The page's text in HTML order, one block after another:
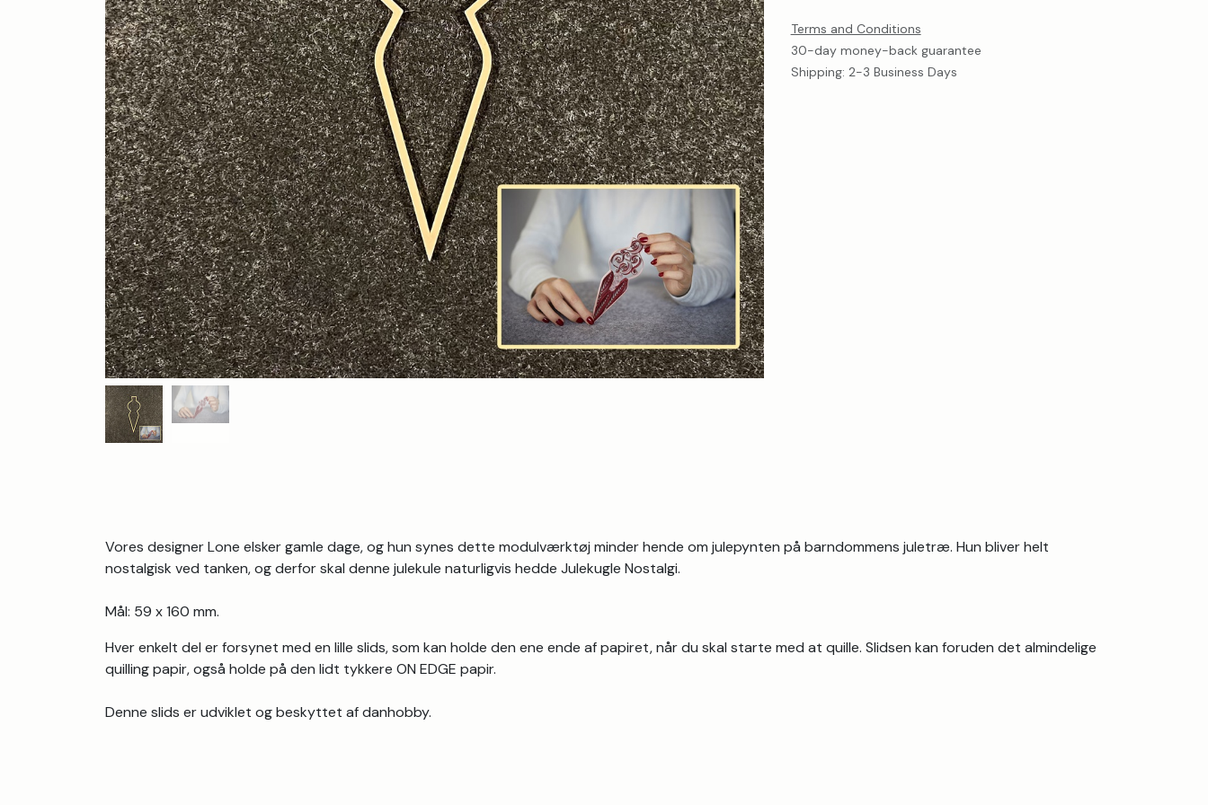
Terms and Conditions
30-day money-back guarantee
Shipping: 2-3 Business Days
Vores designer Lone elsker gamle dage, og hun synes dette modulværktøj minder hende om julepynten på barndommens juletræ. Hun bliver helt
nostalgisk ved tanken, og derfor skal denne julekule naturligvis hedde Julekugle Nostalgi.
Mål: 59 x 160 mm.
Hver enkelt del er forsynet med en lille slids, som kan holde den ene ende af papiret, når du skal starte med at quille. Slidsen kan foruden det almindelige
quilling papir, også holde på den lidt tykkere ON EDGE papir.
Denne slids er udviklet og beskyttet af danhobby.